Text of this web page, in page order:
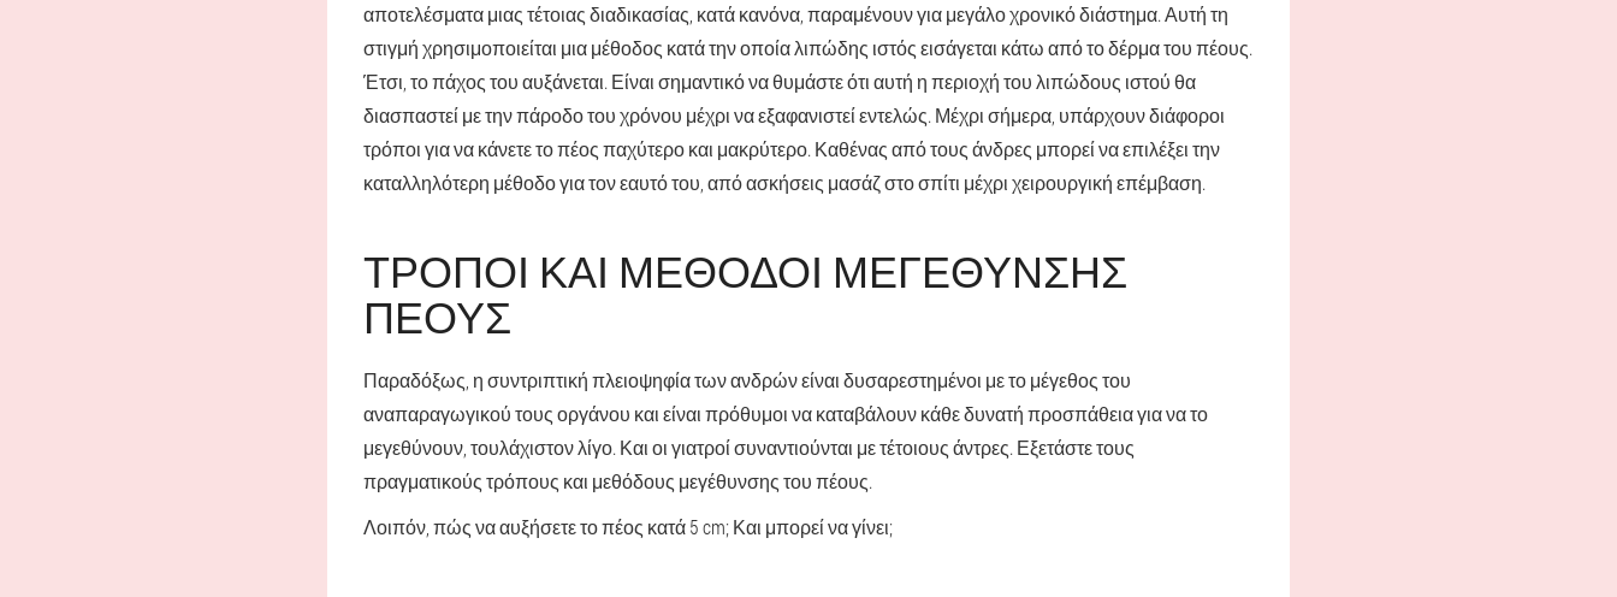
αποτελέσματα μιας τέτοιας διαδικασίας, κατά κανόνα, παραμένουν για μεγάλο χρονικό διάστημα. Αυτή τη
στιγμή χρησιμοποιείται μια μέθοδος κατά την οποία λιπώδης ιστός εισάγεται κάτω από το δέρμα του πέους.
Έτσι, το πάχος του αυξάνεται. Είναι σημαντικό να θυμάστε ότι αυτή η περιοχή του λιπώδους ιστού θα
διασπαστεί με την πάροδο του χρόνου μέχρι να εξαφανιστεί εντελώς. Μέχρι σήμερα, υπάρχουν διάφοροι
τρόποι για να κάνετε το πέος παχύτερο και μακρύτερο. Καθένας από τους άνδρες μπορεί να επιλέξει την
καταλληλότερη μέθοδο για τον εαυτό του, από ασκήσεις μασάζ στο σπίτι μέχρι χειρουργική επέμβαση.
ΤΡΌΠΟΙ ΚΑΙ ΜΈΘΟΔΟΙ ΜΕΓΈΘΥΝΣΗΣ
ΠΈΟΥΣ
Παραδόξως, η συντριπτική πλειοψηφία των ανδρών είναι δυσαρεστημένοι με το μέγεθος του
αναπαραγωγικού τους οργάνου και είναι πρόθυμοι να καταβάλουν κάθε δυνατή προσπάθεια για να το
μεγεθύνουν, τουλάχιστον λίγο. Και οι γιατροί συναντιούνται με τέτοιους άντρες. Εξετάστε τους
πραγματικούς τρόπους και μεθόδους μεγέθυνσης του πέους.
Λοιπόν, πώς να αυξήσετε το πέος κατά 5 cm; Και μπορεί να γίνει;